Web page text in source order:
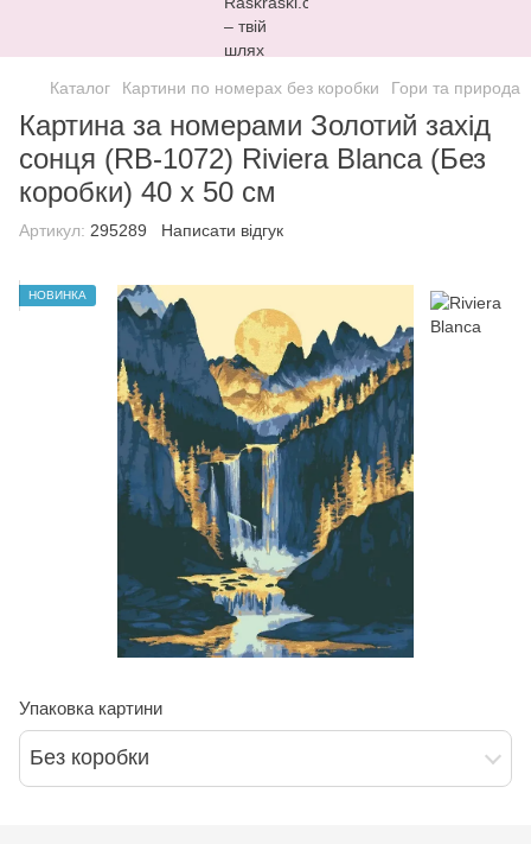
Каталог Картини по номерах без коробки Гори та природа
Картина за номерами Золотий захід
сонця (RB-1072) Riviera Blanca (Без
коробки) 40 х 50 см
Артикул: 295289 Написати відгук
НОВИНКА
Упаковка картини
Без коробки